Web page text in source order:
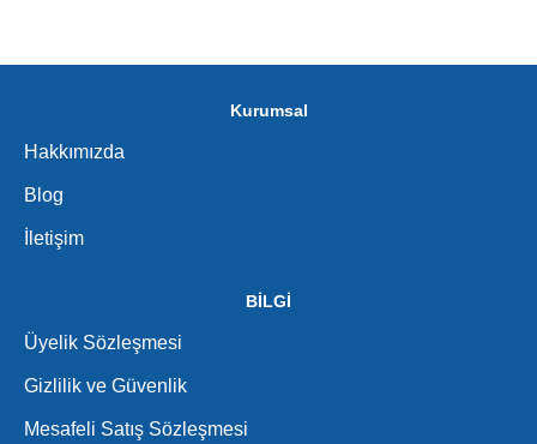
Kurumsal
Hakkımızda
Blog
İletişim
BİLGİ
Üyelik Sözleşmesi
Gizlilik ve Güvenlik
Mesafeli Satış Sözleşmesi